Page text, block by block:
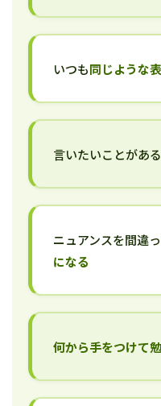
いつも同じような
言いたいことがあ
ニュアンスを間違
になる
何から手をつけて